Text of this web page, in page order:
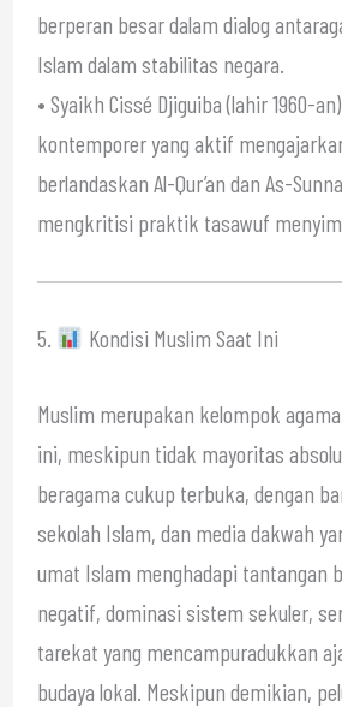
berperan besar dalam dialog
Islam dalam stabilitas negara.
• Syaikh Cissé Djiguiba (lahir 1960-
kontemporer yang aktif
berlandaskan Al-Qur’an dan As-
mengkritisi praktik tasawuf
5. Kondisi Muslim Saat Ini
Muslim merupakan kelompok
ini, meskipun tidak mayoritas
beragama cukup terbuka, dengan
sekolah Islam, dan media dakwah
umat Islam menghadapi tantangan
negatif, dominasi sistem sekuler,
tarekat yang mencampuradukkan
budaya lokal. Meskipun demikian,